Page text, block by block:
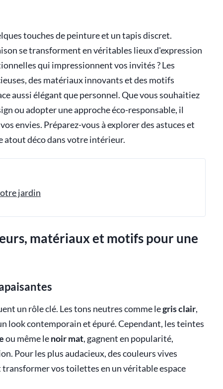
touches de peinture et un tapis discret.
se transforment en véritables lieux d'expression
qui impressionnent vos invités ? Les
des matériaux innovants et des motifs
aussi élégant que personnel. Que vous souhaitiez
ou adopter une approche éco-responsable, il
envies. Préparez-vous à explorer des astuces et
déco dans votre intérieur.
jardin
matériaux et motifs pour une
un rôle clé. Les tons neutres comme legris clair,
look contemporain et épuré. Cependant, les teintes
ou même lenoir mat, gagnent en popularité,
Pour les plus audacieux, des couleurs vives
vos toilettes en un véritable espace